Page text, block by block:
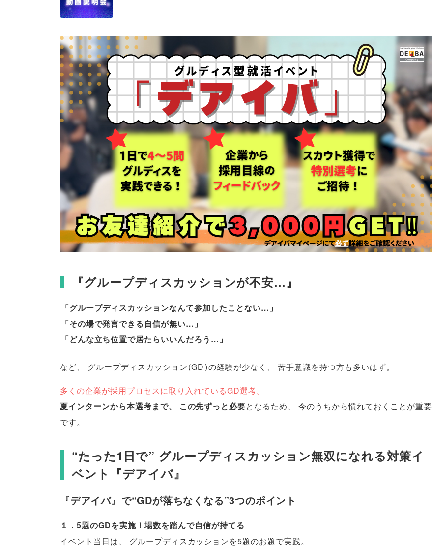
『グループディスカッションが不安…』
「グループディスカッションなんて参加したことない… 」
「その場で発言できる自信が無い… 」
「どんな立ち位置で居たらいいんだろう… 」
など、 グループディスカッション(GD)の経験が少なく 、 苦手意識を持つ方も多いはず。
多くの企業が採用プロセスに取り入れているGD選考。
夏インターンから本選考まで、 この先ずっと必要となるため、
今のうちから慣れておくことが重要
です。
“たった1日で” グループディスカッション無双になれる対策イ
ベント『デアイバ』
『デアイバ』で“GDが落ちなくなる”3つのポイント
１．5題のGDを実施！場数を踏んで自信が持てる
イベント当日は、 グループディスカッションを5題のお題で実践。